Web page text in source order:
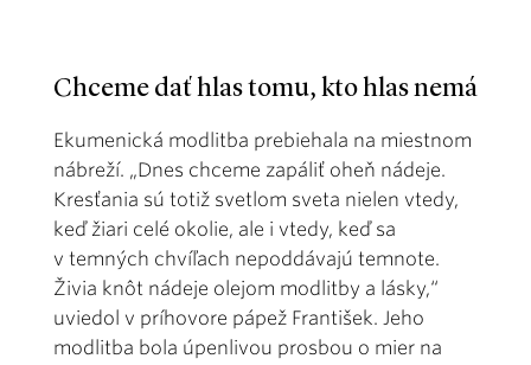
Chceme dať hlas tomu, kto hlas nemá
Ekumenická modlitba prebiehala na miestnom
nábreží. „Dnes chceme zapáliť oheň nádeje.
Kresťania sú totiž svetlom sveta nielen vtedy,
keď žiari celé okolie, ale i vtedy, keď sa
v temných chvíľach nepoddávajú temnote.
Živia knôt nádeje olejom modlitby a lásky,“
uviedol v príhovore pápež František. Jeho
modlitba bola úpenlivou prosbou o mier na